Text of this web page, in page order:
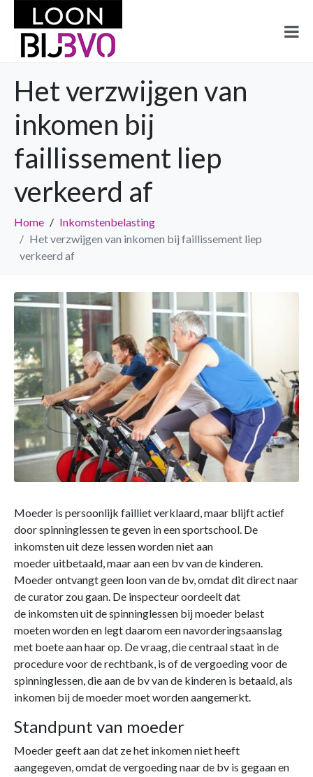
Het verzwijgen van
inkomen bij
faillissement liep
verkeerd af
Home
Inkomstenbelasting
Het verzwijgen van inkomen bij faillissement liep
verkeerd af
Moeder is persoonlijk failliet verklaard, maar blijft actief
door spinninglessen te geven in een sportschool. De
inkomsten uit deze lessen worden niet aan
moeder uitbetaald, maar aan een bv van de kinderen.
Moeder ontvangt geen loon van de bv, omdat dit direct naar
de curator zou gaan. De inspecteur oordeelt dat
de inkomsten uit de spinninglessen bij moeder belast
moeten worden en legt daarom een navorderingsaanslag
met boete aan haar op. De vraag, die centraal staat in de
procedure voor de rechtbank, is of de vergoeding voor de
spinninglessen, die aan de bv van de kinderen is betaald, als
inkomen bij de moeder moet worden aangemerkt.
Standpunt van moeder
Moeder geeft aan dat ze het inkomen niet heeft
aangegeven, omdat de vergoeding naar de bv is gegaan en